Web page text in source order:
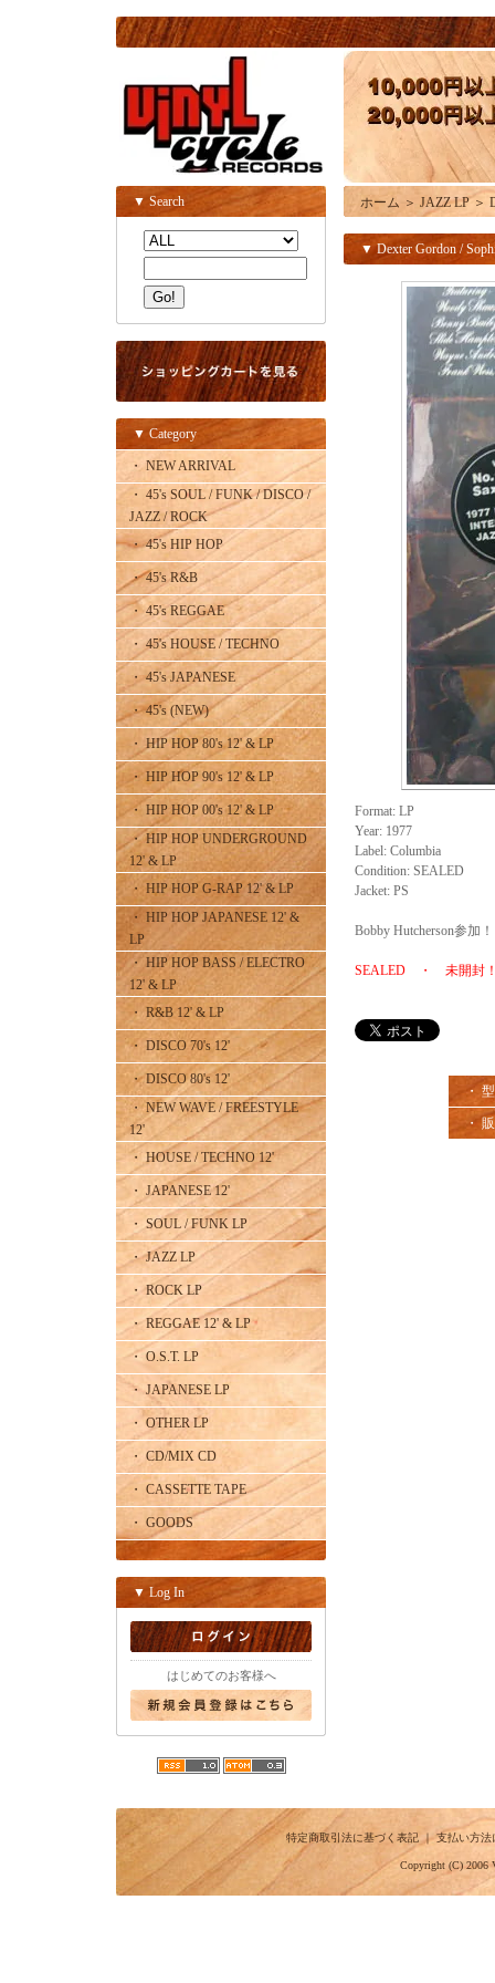
▼ Search
▼ Category
・ NEW ARRIVAL
・ 45's SOUL / FUNK / DISCO /
JAZZ / ROCK
・ 45's HIP HOP
・ 45's R&B
・ 45's REGGAE
・ 45's HOUSE / TECHNO
・ 45's JAPANESE
・ 45's (NEW)
・ HIP HOP 80's 12' & LP
・ HIP HOP 90's 12' & LP
・ HIP HOP 00's 12' & LP
・ HIP HOP UNDERGROUND
12' & LP
・ HIP HOP G-RAP 12' & LP
・ HIP HOP JAPANESE 12' &
LP
・ HIP HOP BASS / ELECTRO
12' & LP
・ R&B 12' & LP
・ DISCO 70's 12'
・ DISCO 80's 12'
・ NEW WAVE / FREESTYLE
12'
・ HOUSE / TECHNO 12'
・ JAPANESE 12'
・ SOUL / FUNK LP
・ JAZZ LP
・ ROCK LP
・ REGGAE 12' & LP
・ O.S.T. LP
・ JAPANESE LP
・ OTHER LP
・ CD/MIX CD
・ CASSETTE TAPE
・ GOODS
▼ Log In
はじめてのお客様へ
ホーム ＞ JAZZ LP ＞
▼ Dexter Gordon /
Format: LP
Year: 1977
Label: Columbia
Condition: SEALED
Jacket: PS
Bobby Hutcherson参加！
SEALED ・ 未開封
・
・
特定商取引法に基づく表記｜支払い方法
Copyright (C) 2006